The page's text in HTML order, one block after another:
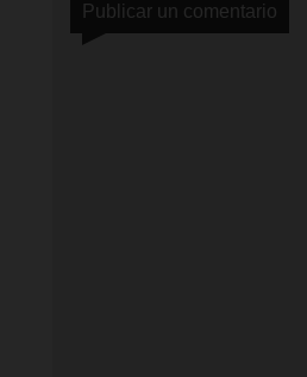
Publicar un comentario